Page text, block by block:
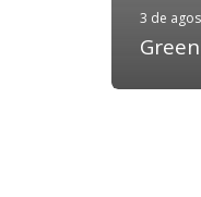
3 de